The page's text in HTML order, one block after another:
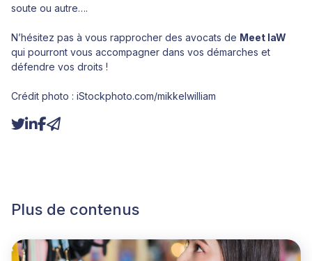
soute ou autre….
N’hésitez pas à vous rapprocher des avocats de Meet laW
qui pourront vous accompagner dans vos démarches et
défendre vos droits !
Crédit photo : iStockphoto.com/mikkelwilliam
Plus de contenus